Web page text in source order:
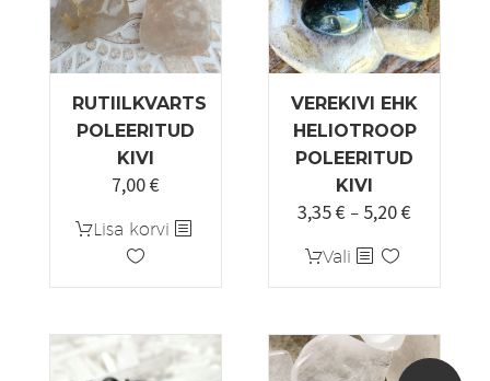
RUTIILKVARTS
POLEERITUD
KIVI
Algne
oli:
10,00 €.
7,00€Praegune
on:
Lisa korvi
VEREKIVI EHK
HELIOTROOP
POLEERITUD
KIVI
3,35€ – 5,20€
5,20 €
Vali Sellel
tootel
mitu
varianti.